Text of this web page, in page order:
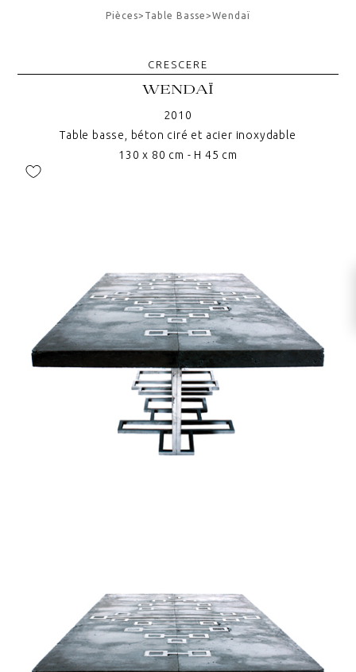
Pièces> Table Basse>Wendaï
CRESCERE
WENDAÏ
2010
Table basse, béton ciré et acier inoxydable
130 x 80 cm - H 45 cm